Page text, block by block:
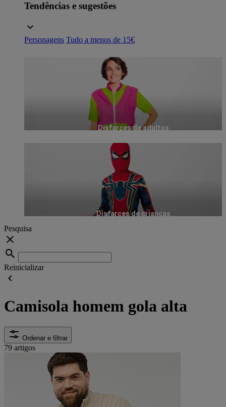
Tendências e sugestões
Personagens Tudo a menos de 15€
Disfarces de adultos
Disfarces de crianças
Pesquisa
Reinicializar
Camisola homem gola alta
Ordenar e filtrar
79 artigos